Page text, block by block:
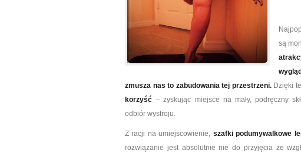
są
zmusza nas to zabudowania tej przestrzeni.Dzięki
korzyść – zyskując miejsce na mały, podręczny
odbiór wystroju.
Z racji na umiejscowienie, szafki podumywalkowe
rozwiązanie jest absolutnie nie do przyjęcia ze